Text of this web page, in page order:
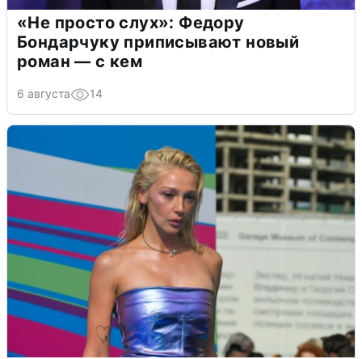
«Не просто слух»: Федору
Бондарчуку приписывают новый
роман — с кем
6 августа 14